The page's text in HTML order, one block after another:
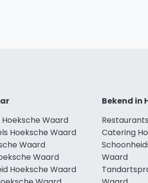
Hoeksche Waard
Hoeksche Waard
Waard
Waard
Hoeksche Waard
Bekend in
Catering
Waard